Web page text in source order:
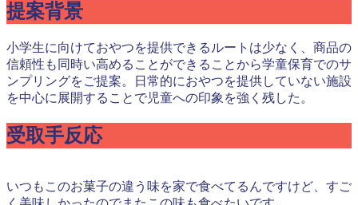
提案背景
小学生に向けておやつを提供できるルートは少なく、商品の
信頼性も同時い高めることができることから学童保育でのサ
ンプリングをご提案。日常的におやつを提供していない施設
を中心に展開することで児童への印象を強く残した。
受取手反応
いつもこのお菓子の違う味を家で食べてるんですけど、すご